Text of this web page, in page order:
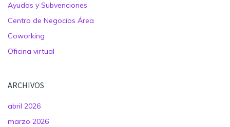
Ayudas y Subvenciones
Centro de Negocios Área
Coworking
Oficina virtual
ARCHIVOS
abril 2026
marzo 2026